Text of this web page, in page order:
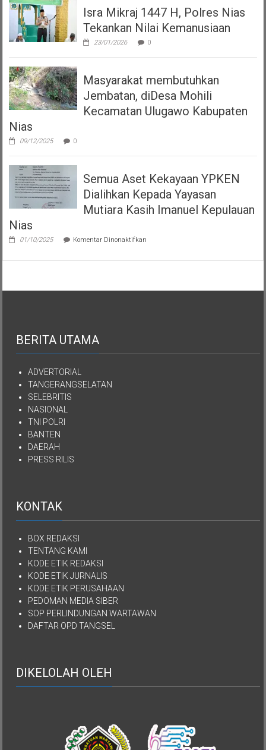
Isra Mikraj 1447 H, Polres Nias
Tekankan Nilai Kemanusiaan
23/01/2026 0
Masyarakat membutuhkan
Jembatan, diDesa Mohili
Kecamatan Ulugawo Kabupaten
Nias
09/12/2025 0
Semua Aset Kekayaan YPKEN
Dialihkan Kepada Yayasan
Mutiara Kasih Imanuel Kepulauan
Nias
01/10/2025 Komentar Dinonaktifkan
BERITA UTAMA
ADVERTORIAL
TANGERANGSELATAN
SELEBRITIS
NASIONAL
TNI POLRI
BANTEN
DAERAH
PRESS RILIS
KONTAK
BOX REDAKSI
TENTANG KAMI
KODE ETIK REDAKSI
KODE ETIK JURNALIS
KODE ETIK PERUSAHAAN
PEDOMAN MEDIA SIBER
SOP PERLINDUNGAN WARTAWAN
DAFTAR OPD TANGSEL
DIKELOLAH OLEH